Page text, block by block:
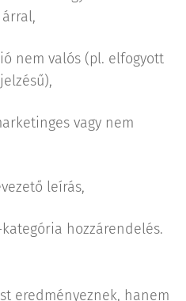
nem valós (pl. elfogyott
vagy nem
leírás,
hozzárendelés.
eredményeznek, hanem